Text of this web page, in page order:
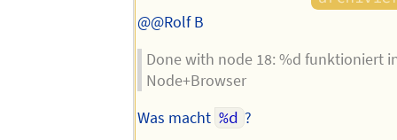
@@Rolf B
Done with node 18: %d funktioniert
Node+Browser
Was macht %d ?